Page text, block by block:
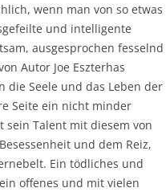
wenn man von so etwas
und intelligente
ausgesprochen fesselnd
Autor Joe Eszterhas
die Seele und das Leben der
Seite ein nicht minder
sein Talent mit diesem von
und dem Reiz,
Ein tödliches und
offenes und mit vielen